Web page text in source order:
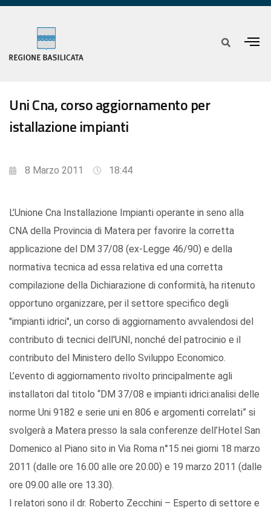
Uni Cna, corso aggiornamento per
istallazione impianti
8 Marzo 2011 18:44
L’Unione Cna Installazione Impianti operante in seno alla
CNA della Provincia di Matera per favorire la corretta
applicazione del DM 37/08 (ex-Legge 46/90) e della
normativa tecnica ad essa relativa ed una corretta
compilazione della Dichiarazione di conformità, ha ritenuto
opportuno organizzare, per il settore specifico degli
"impianti idrici", un corso di aggiornamento avvalendosi del
contributo di tecnici dell'UNI, nonché del patrocinio e il
contributo del Ministero dello Sviluppo Economico.
L’evento di aggiornamento rivolto principalmente agli
installatori dal titolo “DM 37/08 e impianti idrici:analisi delle
norme Uni 9182 e serie uni en 806 e argomenti correlati” si
svolgerà a Matera presso la sala conferenze dell’Hotel San
Domenico al Piano sito in Via Roma n°15 nei giorni 18 marzo
2011 (dalle ore 16.00 alle ore 20.00) e 19 marzo 2011 (dalle
ore 09.00 alle ore 13.30).
I relatori sono il dr. Roberto Zecchini – Esperto di settore e